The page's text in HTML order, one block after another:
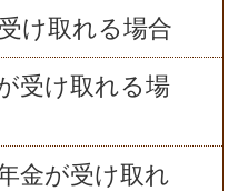
け取れる場合
受け取れる場
金が受け取れ